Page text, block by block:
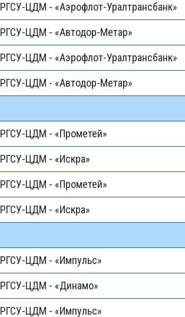
РГСУ-ЦДМ - «Аэрофлот-Уралтрансбанк»
РГСУ-ЦДМ - «Автодор-Метар»
РГСУ-ЦДМ - «Аэрофлот-Уралтрансбанк»
РГСУ-ЦДМ - «Автодор-Метар»
РГСУ-ЦДМ - «Прометей»
РГСУ-ЦДМ - «Искра»
РГСУ-ЦДМ - «Прометей»
РГСУ-ЦДМ - «Искра»
РГСУ-ЦДМ - «Импульс»
РГСУ-ЦДМ - «Динамо»
РГСУ-ЦДМ - «Импульс»